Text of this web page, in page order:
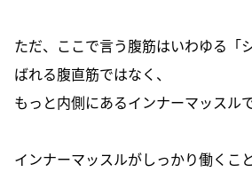
ただ、ここで言う腹筋はいわゆる「
ばれる腹直筋ではなく、
もっと内側にあるインナーマッスルで
インナーマッスルがしっかり働くこ